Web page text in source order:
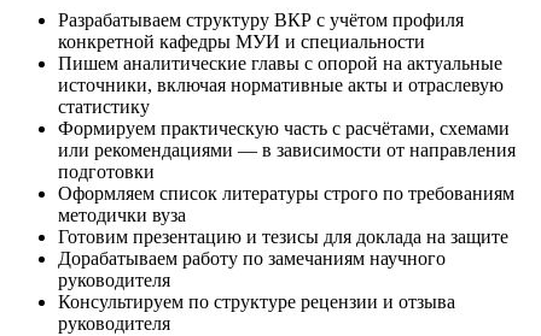
Разрабатываем структуру ВКР с учётом профиля
конкретной кафедры МУИ и специальности
Пишем аналитические главы с опорой на актуальные
источники, включая нормативные акты и отраслевую
статистику
Формируем практическую часть с расчётами, схемами
или рекомендациями — в зависимости от направления
подготовки
Оформляем список литературы строго по требованиям
методички вуза
Готовим презентацию и тезисы для доклада на защите
Дорабатываем работу по замечаниям научного
руководителя
Консультируем по структуре рецензии и отзыва
руководителя